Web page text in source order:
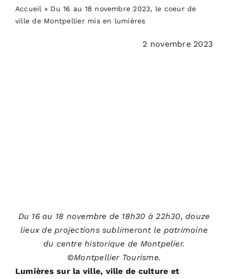
Accueil » Du 16 au 18 novembre 2023, le coeur de
ville de Montpellier mis en lumières
2 novembre 2023
Du 16 au 18 novembre de 18h30 à 22h30, douze
lieux de projections sublimeront le patrimoine
du centre historique de Montpelier.
©Montpellier Tourisme.
Lumières sur la ville, ville de culture et
PODCASTS